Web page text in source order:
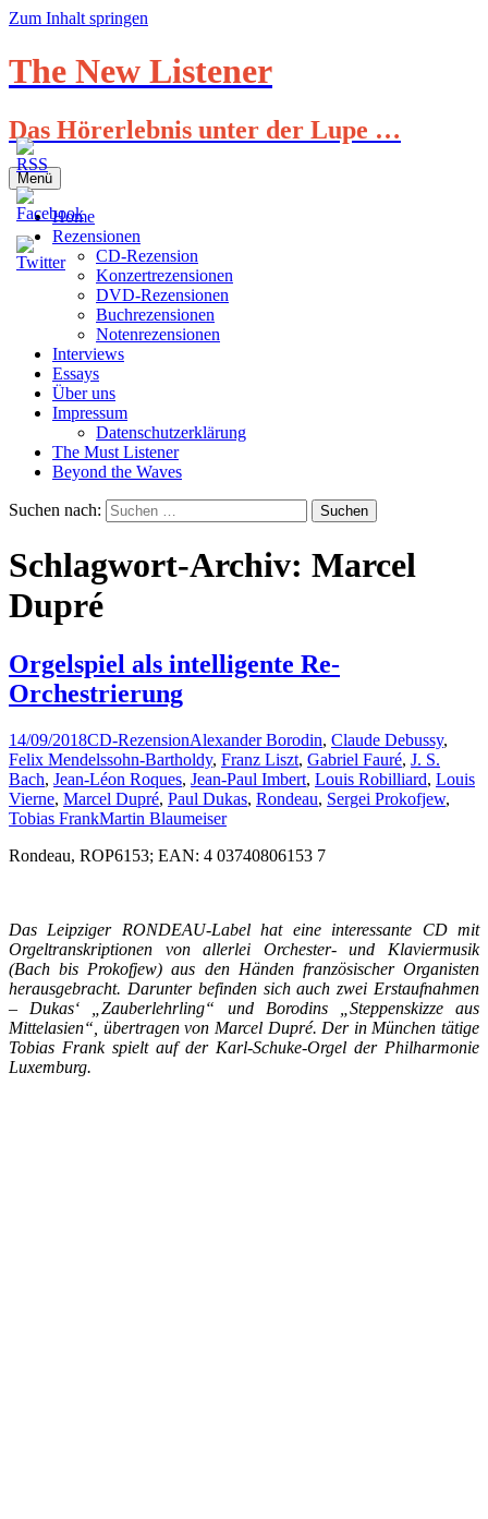
Zum Inhalt springen
The New Listener
Das Hörerlebnis unter der Lupe …
Menü
Home
Rezensionen
CD-Rezension
Konzertrezensionen
DVD-Rezensionen
Buchrezensionen
Notenrezensionen
Interviews
Essays
Über uns
Impressum
Datenschutzerklärung
The Must Listener
Beyond the Waves
Suchen nach:
Schlagwort-Archiv: Marcel
Dupré
Orgelspiel als intelligente Re-
Orchestrierung
14/09/2018CD-RezensionAlexander Borodin, Claude Debussy,
Felix Mendelssohn-Bartholdy, Franz Liszt, Gabriel Fauré, J. S.
Bach, Jean-Léon Roques, Jean-Paul Imbert, Louis Robilliard, Louis
Vierne, Marcel Dupré, Paul Dukas, Rondeau, Sergei Prokofjew,
Tobias FrankMartin Blaumeiser
Rondeau, ROP6153; EAN: 4 03740806153 7
Das Leipziger RONDEAU-Label hat eine interessante CD mit
Orgeltranskriptionen von allerlei Orchester- und Klaviermusik
(Bach bis Prokofjew) aus den Händen französischer Organisten
herausgebracht. Darunter befinden sich auch zwei Erstaufnahmen
– Dukas‘ „Zauberlehrling“ und Borodins „Steppenskizze aus
Mittelasien“, übertragen von Marcel Dupré. Der in München tätige
Tobias Frank spielt auf der Karl-Schuke-Orgel der Philharmonie
Luxemburg.